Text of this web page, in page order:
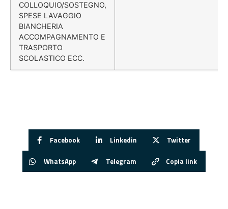
COLLOQUIO/SOSTEGNO,
SPESE LAVAGGIO
BIANCHERIA
ACCOMPAGNAMENTO E
TRASPORTO
SCOLASTICO ECC.
Facebook Linkedin Twitter
WhatsApp Telegram Copia link